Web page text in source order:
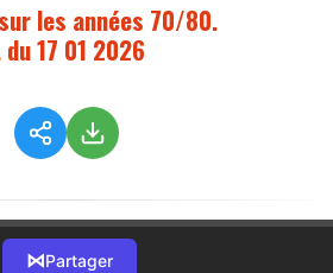
les années 70/80.
17 01 2026
⋈Partager